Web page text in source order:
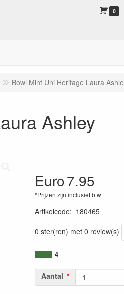
0
Bowl Mint Uni Heritage Laura
Ashley
Euro7.95
*Prijzen zijn inclusief btw
Artikelcode: 180465
0 ster(ren) met 0 review(s)
4
Aantal